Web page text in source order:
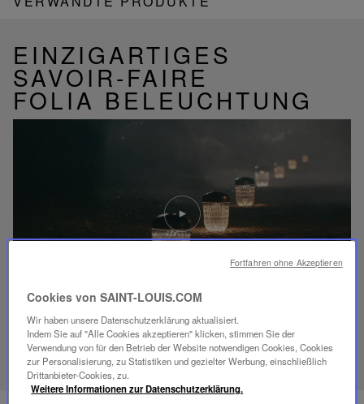
EINZIGARTIGES
SAVOIR-FAIRE
FOLIA BELEUCHTUNG
ENTDECKEN SIE UNSER SAVOIR-FAIRE
Video
abspielen
YouTube-
Video,
Lampe
Cookies von SAINT-LOUIS.COM
Wir haben unsere Datenschutzerklärung aktualisiert.
Indem Sie auf "Alle Cookies akzeptieren" klicken, stimmen Sie der
Verwendung von für den Betrieb der Website notwendigen Cookies, Cookies
zur Personalisierung, zu Statistiken und gezielter Werbung, einschließlich
Drittanbieter-Cookies, zu.
Weitere Informationen zur Datenschutzerklärung.
Fortfahren ohne Akzeptieren